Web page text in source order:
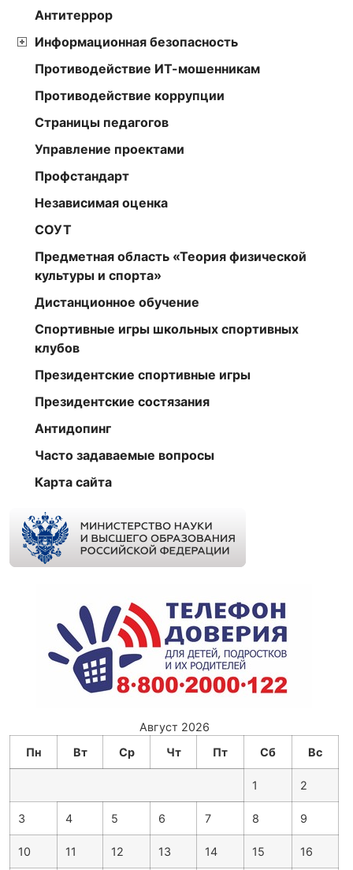
Антитеррор
Информационная безопасность
Противодействие ИТ-мошенникам
Противодействие коррупции
Страницы педагогов
Управление проектами
Профстандарт
Независимая оценка
СОУТ
Предметная область «Теория физической
культуры и спорта»
Дистанционное обучение
Спортивные игры школьных спортивных
клубов
Президентские спортивные игры
Президентские состязания
Антидопинг
Часто задаваемые вопросы
Карта сайта
Август 2026
Пн
Вт Ср Чт Пт Сб Вс
1 2
3 4 5 6 7 8 9
10 11 12 13 14 15 16